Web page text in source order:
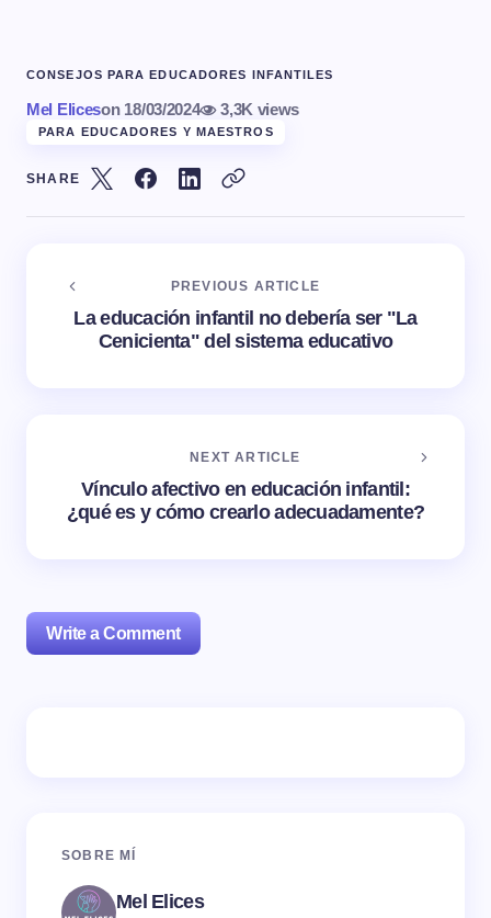
CONSEJOS PARA EDUCADORES INFANTILES
Mel Eliceson 18/03/2024 3,3K views
PARA EDUCADORES Y MAESTROS
SHARE
PREVIOUS ARTICLE
La educación infantil no debería ser "La
Cenicienta" del sistema educativo
NEXT ARTICLE
Vínculo afectivo en educación infantil:
¿qué es y cómo crearlo adecuadamente?
Write a Comment
Email *
SOBRE MÍ
Mel Elices